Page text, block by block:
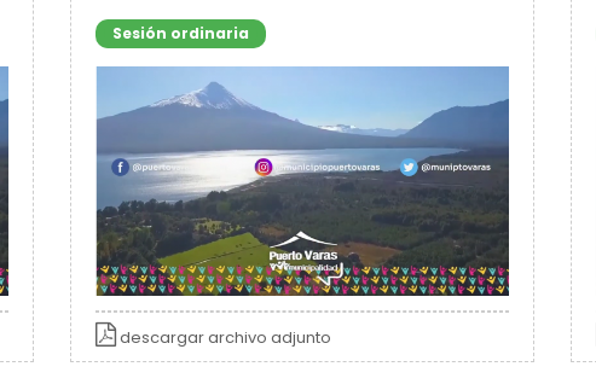
Sesión ordinaria
descargar archivo adjunto